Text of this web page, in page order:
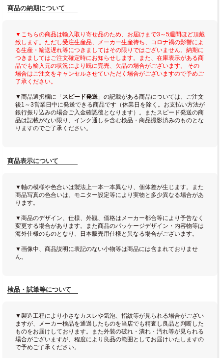
商品の納期について
▼こちらの商品は輸入取り寄せ品のため、お届けまで3～5週間ほど頂戴
致します。ただし受注生産品、メーカー生産待ち、コロナ禍の影響によ
る生産・輸送遅れ等につきましてはその限りではございません。納期に
つきましてはご注文確定時にお知らせします。また、在庫表示がある商
品でも輸入元の状況により既に完売、欠品の場合がございます。 その
場合はご注文をキャンセルさせていただく場合がございますので予めご
了承ください。
▼商品選択欄に「 スピード発送 」の記載がある商品については、ご注文
後1～3営業日中に発送できる商品です（休業日を除く。お支払い方法が
銀行振り込みの場合ご入金確認後となります）。またスピード発送の商
品は記載がない限り、インク通しを含む検品・商品撮影済みのものとな
りますのでご了承ください。
商品表示について
▼軸の模様や色合いは製法上一本一本異なり、個体差が生じます。また
商品写真の色合いは、モニター設定等により実物と多少異なる場合があ
ります。
▼商品のデザイン、仕様、外観、価格はメーカー都合等により予告なく
変更する場合があります。また商品のパッケージデザイン・内容物等は
海外仕様のものとなり、日本販売用仕様と異なる場合がございます。
▼画像中、商品説明に表記のない小物等は商品には含まれておりませ
ん。
検品・試筆等について
▼製造工程により小さなカスレや気泡、指紋等が見られる場合がござい
ますが、メーカー検品を通過したものを当店でも精査し良品と判断した
ものをお届けしております。また外装の破れ・潰れ・汚れ等が見られる
場合がございますが、程度により良品の範囲としてお届けいたしますの
で予めご了承ください。